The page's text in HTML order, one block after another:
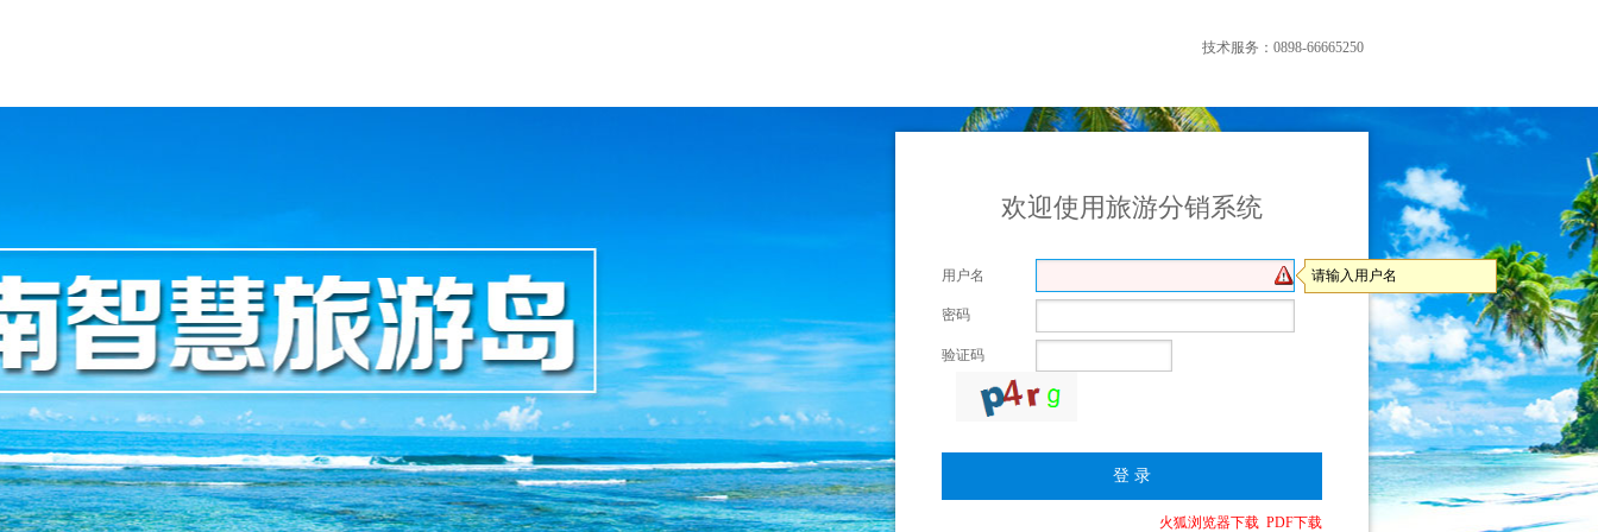
技术服务：0898-66665250
欢迎使用旅游分销系统
用户名
密码
验证码
火狐浏览器下载 PDF下载
请输入用户名